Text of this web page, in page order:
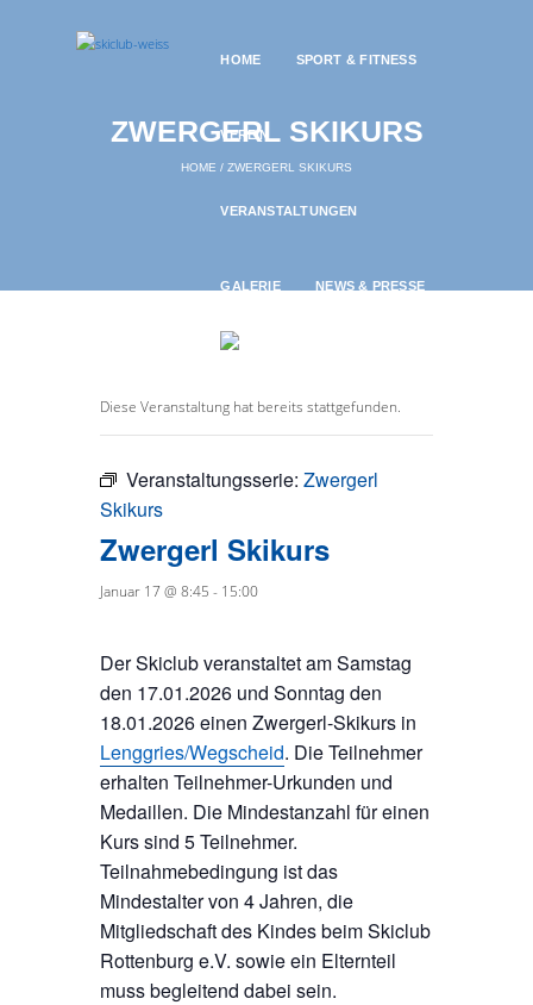
HOME SPORT & FITNESS
VEREIN
VERANSTALTUNGEN
GALERIE NEWS & PRESSE
ZWERGERL SKIKURS
HOME ZWERGERL SKIKURS
Diese Veranstaltung hat bereits stattgefunden.
Veranstaltungsserie: Zwergerl
Skikurs
Zwergerl Skikurs
Januar 17 @ 8:45 - 15:00
Der Skiclub veranstaltet am Samstag
den 17.01.2026 und Sonntag den
18.01.2026 einen Zwergerl-Skikurs in
Lenggries/Wegscheid. Die Teilnehmer
erhalten Teilnehmer-Urkunden und
Medaillen. Die Mindestanzahl für einen
Kurs sind 5 Teilnehmer.
Teilnahmebedingung ist das
Mindestalter von 4 Jahren, die
Mitgliedschaft des Kindes beim Skiclub
Rottenburg e.V. sowie ein Elternteil
muss begleitend dabei sein.